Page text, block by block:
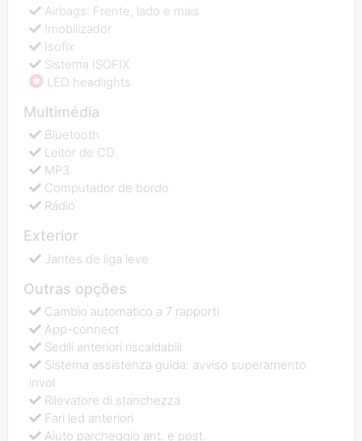
Airbags: Frente, lado e mais
Imobilizador
Isofix
Sistema ISOFIX
LED headlights
Multimédia
Bluetooth
Leitor de CD
MP3
Computador de bordo
Rádio
Exterior
Jantes de liga leve
Outras opções
Cambio automatico a 7 rapporti
App-connect
Sedili anteriori riscaldabili
Sistema assistenza guida: avviso superamento
invol
Rilevatore di stanchezza
Fari led anteriori
Aiuto parcheggio ant. e post.